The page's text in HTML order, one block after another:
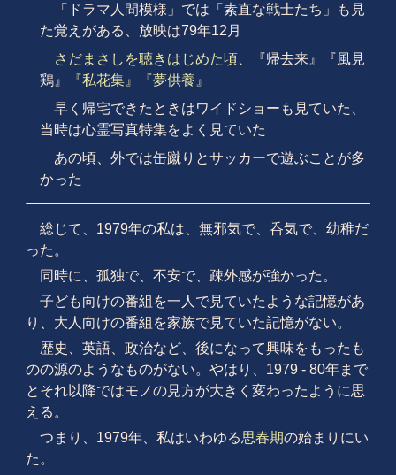
「ドラマ人間模様」では「素直な戦士たち」も見
た覚えがある、放映は79年12月
さだまさしを聴きはじめた頃、『帰去来』『風見
鶏』
『私花集』
『夢供養』
早く帰宅できたときはワイドショーも見ていた、
当時は心霊写真特集をよく見ていた
あの頃、外では缶蹴りとサッカーで遊ぶことが多
かった
総じて、1979年の私は、無邪気で、呑気で、幼稚だ
った。
同時に、孤独で、不安で、疎外感が強かった。
子ども向けの番組を一人で見ていたような記憶があ
り、大人向けの番組を家族で見ていた記憶がない。
歴史、英語、政治など、後になって興味をもったも
のの源のようなものがない。やはり、1979 - 80年まで
とそれ以降ではモノの見方が大きく変わったように思
える。
つまり、1979年、私はいわゆる思春期の始まりにい
た。